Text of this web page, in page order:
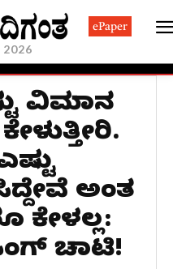
ePaper
ವಿಮಾನ
ಅಂತ
ಕೇಳಲ್ಲ:
ಚಾಟಿ!